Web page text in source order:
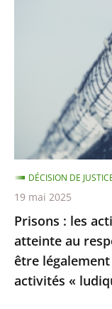
atteinte
au
respect
dû
aux
victimes
peuvent
être
Prisons : les
atteinte au
être
activités «
DÉCISION DE
19 mai 2025